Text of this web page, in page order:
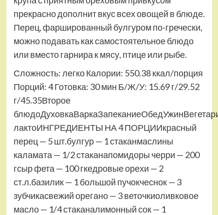
прекрасно дополнит вкус всех овощей в блюде.
Перец, фаршированный булгуром по-гречески,
можно подавать как самостоятельное блюдо
или вместо гарнира к мясу, птице или рыбе.
Сложность: легко Калории: 550.38 ккал/порция
Порций: 4 Готовка: 30 мин Б/Ж/У: 15.69 г/29.52
г/45.35Второе
лактоИНГРЕДИЕНТЫ НА 4 ПОРЦИИкрасный
перец — 5 шт.булгур — 1 стаканмаслины
каламата — 1/2 стаканапомидоры черри — 200
гсыр фета — 100 гкедровые орехи — 2
ст.л.базилик — 1 большой пучокчеснок — 3
зубчикасвежий орегано — 3 веточкиоливковое
масло — 1/4 стаканалимонный сок — 1